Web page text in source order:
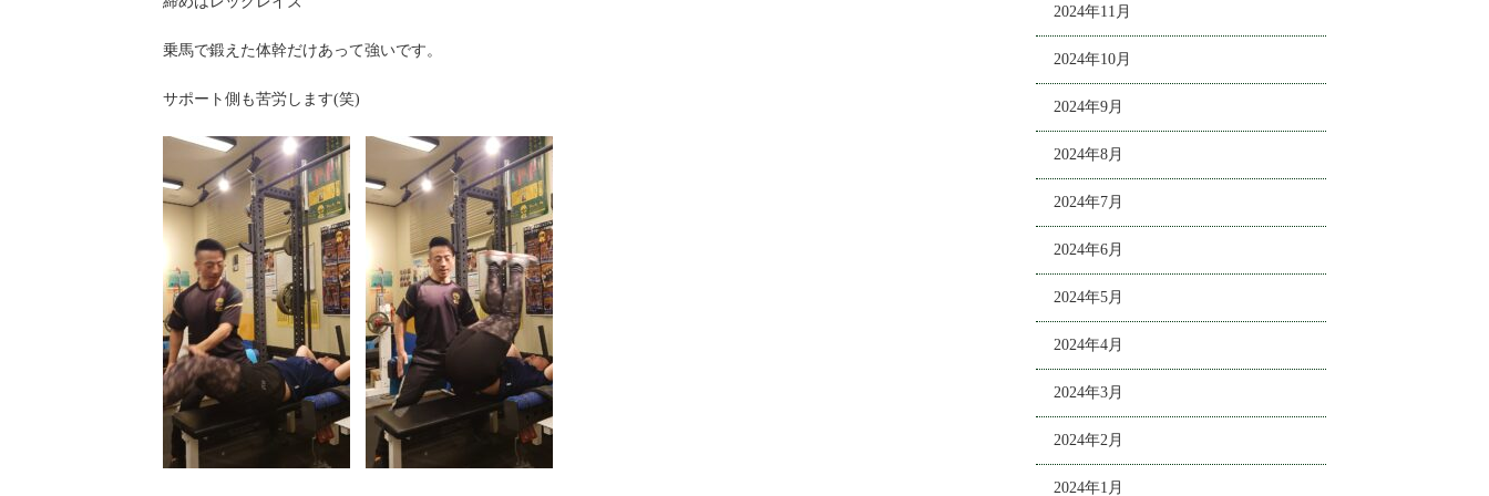
乗馬で鍛えた体幹だけあって強いです。
サポート側も苦労します(笑)
2024年11月
2024年10月
2024年9月
2024年8月
2024年7月
2024年6月
2024年5月
2024年4月
2024年3月
2024年2月
2024年1月